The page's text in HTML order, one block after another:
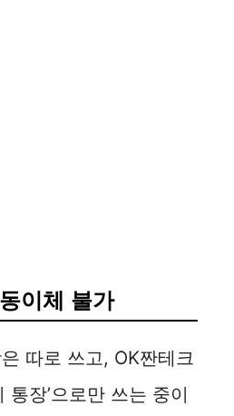
이체 불가
따로 쓰고, OK짠테크
통장’으로만 쓰는 중이